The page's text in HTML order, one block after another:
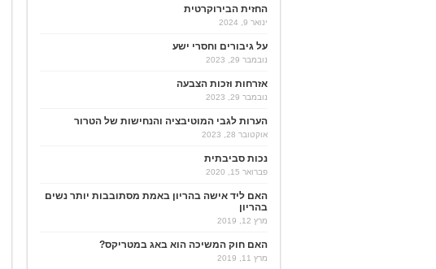
החזית הבירוקרטית
ינואר 9, 2024
על גיבורים וחסרי ישע
נובמבר 29, 2023
אזרחות וזכות הצבעה
נובמבר 29, 2023
הערות לגבי המוטיבציה והנחישות של הטרור
אוקטובר 28, 2023
נכות סביבתית
פברואר 15, 2020
האם ליד אישה בהריון באמת מסתובבות יותר נשים
בהריון
מרץ 12, 2019
האם חוק המשיכה הוא באג במטריקס?
מרץ 11, 2019